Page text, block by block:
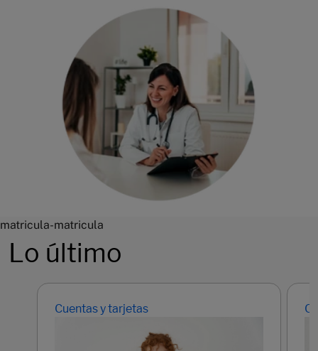
matricula-matricula
Lo último
Cuentas y tarjetas